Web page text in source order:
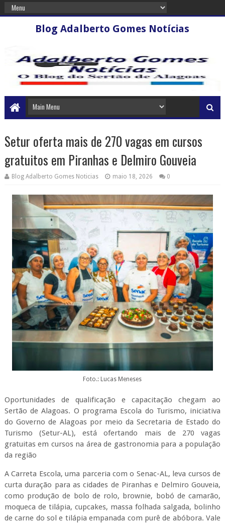
Blog Adalberto Gomes Notícias
Setur oferta mais de 270 vagas em cursos
gratuitos em Piranhas e Delmiro Gouveia
Blog Adalberto Gomes Noticias maio 18, 2026 0
Foto.: Lucas Meneses
Oportunidades de qualificação e capacitação chegam ao
Sertão de Alagoas. O programa Escola do Turismo, iniciativa
do Governo de Alagoas por meio da Secretaria de Estado do
Turismo (Setur-AL), está ofertando mais de 270 vagas
gratuitas em cursos na área de gastronomia para a população
da região
A Carreta Escola, uma parceria com o Senac-AL, leva cursos de
curta duração para as cidades de Piranhas e Delmiro Gouveia,
como produção de bolo de rolo, brownie, bobó de camarão,
moqueca de tilápia, cupcakes, massa folhada salgada, bolinho
de carne do sol e tilápia empanada com purê de abóbora. Vale